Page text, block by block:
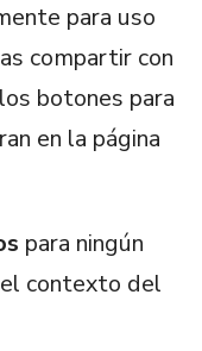
para uso
compartir con
botones para
en la página
para ningún
contexto del